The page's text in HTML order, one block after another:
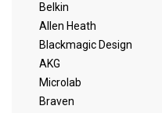
Belkin
Allen Heath
Blackmagic Design
AKG
Microlab
Braven